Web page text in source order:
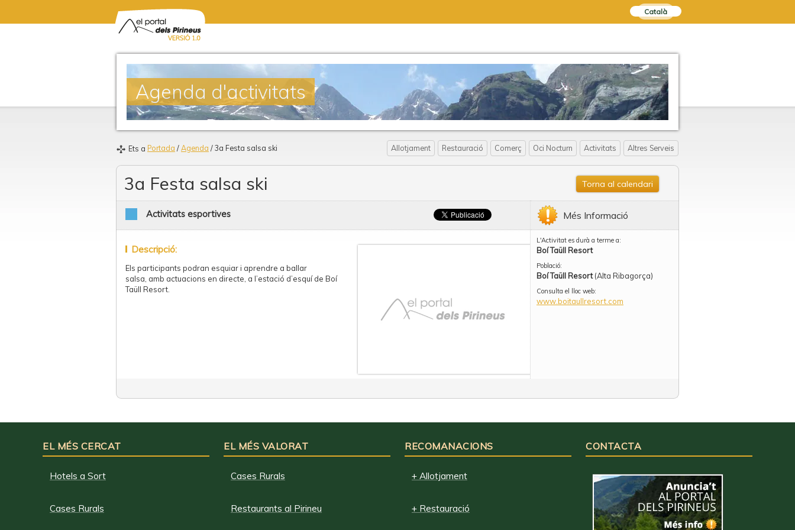
Català
Agenda d'activitats
Ets a Portada / Agenda / 3a Festa salsa ski Allotjament Restauració Comerç Oci Nocturn Activitats Altres Serveis
3a Festa salsa ski Torna al calendari
Activitats esportives
Descripció:
Els participants podran esquiar i aprendre a ballar
salsa, amb actuacions en directe, a l’estació d’esquí de Boí
Taüll Resort.
Més Informació
L'Activitat es durà a terme a:
Boí Taüll Resort
Població:
Boí Taüll Resort(Alta Ribagorça)
Consulta el lloc web:
www.boitaullresort.com
EL MÉS CERCAT
Hotels a Sort
Cases Rurals
EL MÉS VALORAT
Cases Rurals
Restaurants al Pirineu
RECOMANACIONS
+ Allotjament
+ Restauració
CONTACTA